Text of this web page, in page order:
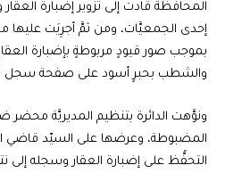
المحافظة قادت إلى تزوير إضبارة
إحدى الجمعيَّات، ومن ثمَّ أجرِيَت عليها
بموجب صور قيودٍ مربوطةٍ بإضبارة
والشطب بحبرٍ أسود على صفحة سجل
ونوَّهت الدائرة بتنظيم المديريَّة محضر
المضبوطة، وعرضها على السيّد قاضي
التحفُّظ على إضبارة العقار وسجله إلى